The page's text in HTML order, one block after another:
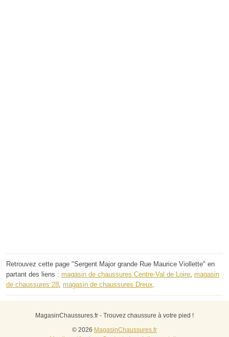
Retrouvez cette page "Sergent Major grande Rue Maurice Viollette" en
partant des liens : magasin de chaussures Centre-Val de Loire, magasin
de chaussures 28, magasin de chaussures Dreux.
MagasinChaussures.fr - Trouvez chaussure à votre pied !
© 2026 MagasinChaussures.fr